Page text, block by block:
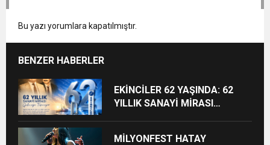
Bu yazı yorumlara kapatılmıştır.
BENZER HABERLER
EKİNCİLER 62 YAŞINDA: 62
YILLIK SANAYİ MİRASI
MİLYONFEST HATAY